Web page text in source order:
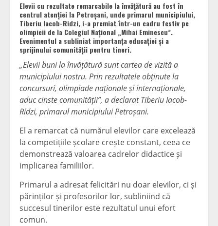
Elevii cu rezultate remarcabile la învățătură au fost în
centrul atenției la Petroșani, unde primarul municipiului,
Tiberiu Iacob-Ridzi, i-a premiat într-un cadru festiv pe
olimpicii de la Colegiul Național „Mihai Eminescu”.
Evenimentul a subliniat importanța educației și a
sprijinului comunității pentru tineri.
„Elevii buni la învățătură sunt cartea de vizită a
municipiului nostru. Prin rezultatele obținute la
concursuri, olimpiade naționale și internaționale,
aduc cinste comunității”, a declarat Tiberiu Iacob-
Ridzi, primarul municipiului Petroșani.
El a remarcat că numărul elevilor care excelează
la competițiile școlare crește constant, ceea ce
demonstrează valoarea cadrelor didactice și
implicarea familiilor.
Primarul a adresat felicitări nu doar elevilor, ci și
părinților și profesorilor lor, subliniind că
succesul tinerilor este rezultatul unui efort
comun.